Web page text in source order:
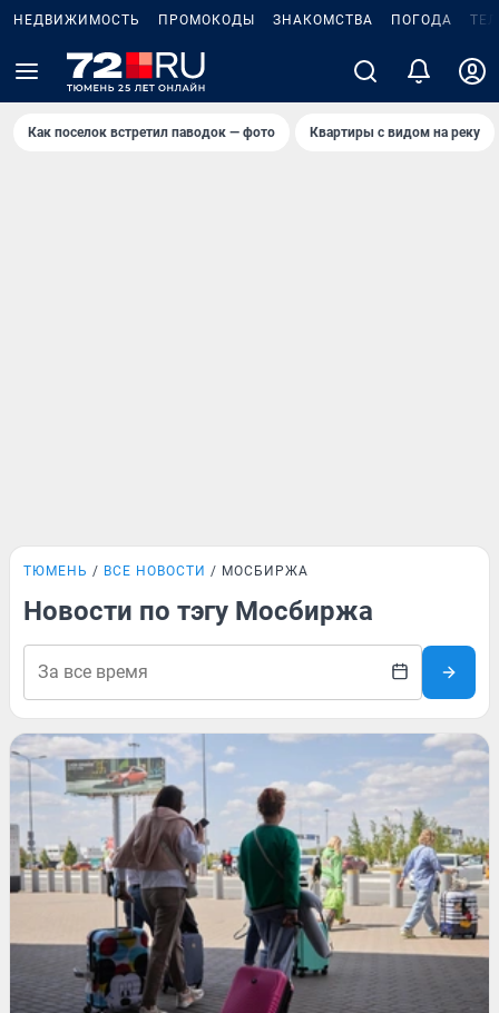
НЕДВИЖИМОСТЬ ПРОМОКОДЫ ЗНАКОМСТВА ПОГОДА
Как поселок встретил паводок — фото Квартиры с видом на реку
ТЮМЕНЬ ВСЕ НОВОСТИ МОСБИРЖА
Новости по тэгу Мосбиржа